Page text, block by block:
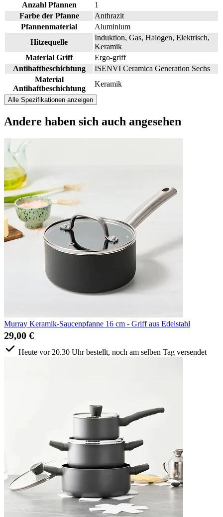
Anzahl Pfannen
1
Farbe der Pfanne
Anthrazit
Pfannenmaterial
Aluminium
Hitzequelle
Induktion, Gas, Halogen, Elektrisch,
Keramik
Material Griff
Ergo-griff
Antihaftbeschichtung
ISENVI Ceramica Generation Sechs
Material
Antihaftbeschichtung
Keramik
Alle Spezifikationen anzeigen
Andere haben sich auch angesehen
Murray Keramik-Saucenpfanne 16 cm - Griff aus Edelstahl
29,00 €
Heute vor 20.30 Uhr bestellt, noch am selben Tag versendet